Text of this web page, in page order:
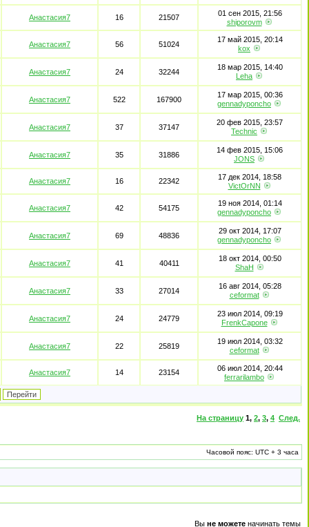
Анастасия7 16 21507
01 сен 2015, 21:56
shiporovm
Анастасия7 56 51024
17 май 2015, 20:14
kox
Анастасия7 24 32244
18 мар 2015, 14:40
Leha
Анастасия7 522 167900
17 мар 2015, 00:36
gennadyponcho
Анастасия7 37 37147
20 фев 2015, 23:57
Technic
Анастасия7 35 31886
14 фев 2015, 15:06
JONS
Анастасия7 16 22342
17 дек 2014, 18:58
VictOrNN
Анастасия7 42 54175
19 ноя 2014, 01:14
gennadyponcho
Анастасия7 69 48836
29 окт 2014, 17:07
gennadyponcho
Анастасия7 41 40411
18 окт 2014, 00:50
ShaH
Анастасия7 33 27014
16 авг 2014, 05:28
ceformat
Анастасия7 24 24779
23 июл 2014, 09:19
FrenkCapone
Анастасия7 22 25819
19 июл 2014, 03:32
ceformat
Анастасия7 14 23154
06 июл 2014, 20:44
ferrarilambo
На страницу 1, 2, 3, 4 След.
Часовой пояс: UTC + 3 часа
Вы не можете начинать темы